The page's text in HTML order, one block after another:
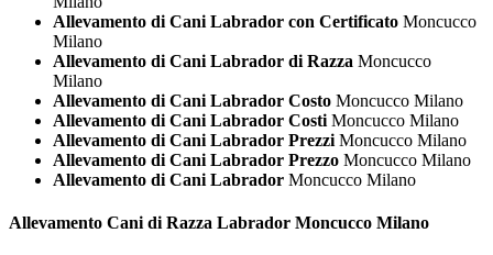
Allevamento di Cani Labrador con Certificato Moncucco
Milano
Allevamento di Cani Labrador di Razza Moncucco
Milano
Allevamento di Cani Labrador Costo Moncucco Milano
Allevamento di Cani Labrador Costi Moncucco Milano
Allevamento di Cani Labrador Prezzi Moncucco Milano
Allevamento di Cani Labrador Prezzo Moncucco Milano
Allevamento di Cani Labrador Moncucco Milano
Allevamento Cani di Razza Labrador Moncucco Milano